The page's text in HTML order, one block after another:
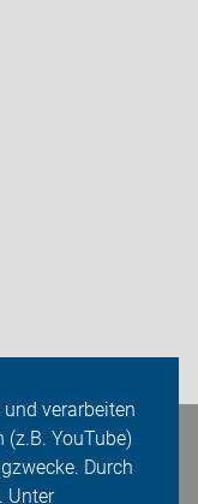
verarbeiten
(z.B. YouTube)
Durch
Unter